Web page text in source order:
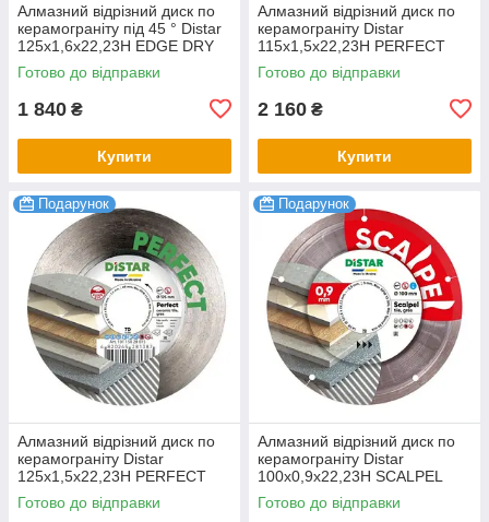
Алмазний відрізний диск по
керамограніту під 45 ° Distar
125x1,6x22,23H EDGE DRY
Готово до відправки
1 840 ₴
Купити
Алмазний відрізний диск по
керамограніту Distar
115x1,5x22,23H PERFECT
Готово до відправки
2 160 ₴
Купити
Подарунок
Алмазний відрізний диск по
керамограніту Distar
125x1,5x22,23H PERFECT
Готово до відправки
Подарунок
Алмазний відрізний диск по
керамограніту Distar
100x0,9x22,23H SCALPEL
Готово до відправки